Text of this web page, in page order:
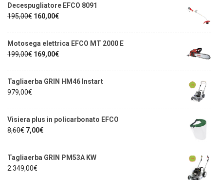
Decespugliatore EFCO 8091
195,00€ 160,00€
Motosega elettrica EFCO MT 2000 E
199,00€ 169,00€
Tagliaerba GRIN HM46 Instart
979,00€
Visiera plus in policarbonato EFCO
8,60€ 7,00€
Tagliaerba GRIN PM53A KW
2.349,00€